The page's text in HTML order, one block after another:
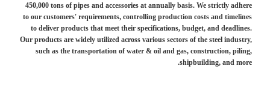
450,000 tons of pipes and accessories at annually basis. We strictly adhere
to our customers' requirements, controlling production costs and timelines
to deliver products that meet their specifications, budget, and deadlines.
Our products are widely utilized across various sectors of the steel industry,
such as the transportation of water & oil and gas, construction, piling,
shipbuilding, and more.